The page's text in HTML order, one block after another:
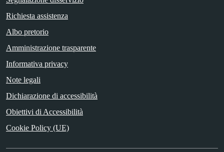
Richiesta assistenza
Albo pretorio
Amministrazione trasparente
Informativa privacy
Note legali
Dichiarazione di accessibilità
Obiettivi di Accessibilità
Cookie Policy (UE)